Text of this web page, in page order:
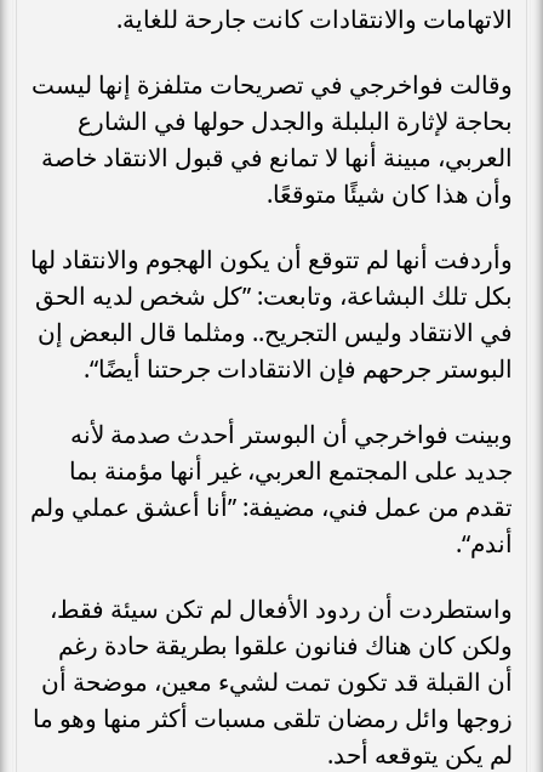
الاتهامات والانتقادات كانت جارحة للغاية.
وقالت فواخرجي في تصريحات متلفزة إنها ليست
بحاجة لإثارة البلبلة والجدل حولها في الشارع
العربي، مبينة أنها لا تمانع في قبول الانتقاد خاصة
وأن هذا كان شيئًا متوقعًا.
وأردفت أنها لم تتوقع أن يكون الهجوم والانتقاد لها
بكل تلك البشاعة، وتابعت: ”كل شخص لديه الحق
في الانتقاد وليس التجريح.. ومثلما قال البعض إن
البوستر جرحهم فإن الانتقادات جرحتنا أيضًا“.
وبينت فواخرجي أن البوستر أحدث صدمة لأنه
جديد على المجتمع العربي، غير أنها مؤمنة بما
تقدم من عمل فني، مضيفة: ”أنا أعشق عملي ولم
أندم“.
واستطردت أن ردود الأفعال لم تكن سيئة فقط،
ولكن كان هناك فنانون علقوا بطريقة حادة رغم
أن القبلة قد تكون تمت لشيء معين، موضحة أن
زوجها وائل رمضان تلقى مسبات أكثر منها وهو ما
لم يكن يتوقعه أحد.